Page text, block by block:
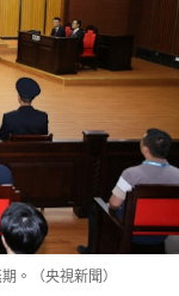
。（央視新聞）